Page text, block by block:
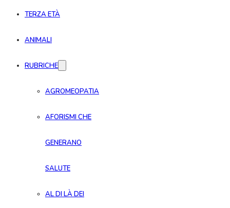
TERZA ETÀ
ANIMALI
RUBRICHE
AGROMEOPATIA
AFORISMI CHE
GENERANO
SALUTE
AL DI LÀ DEI